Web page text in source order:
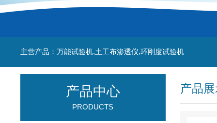
主营产品：万能试验机,土工布渗透仪,环刚度试验机
产品
产品中心
PRODUCTS